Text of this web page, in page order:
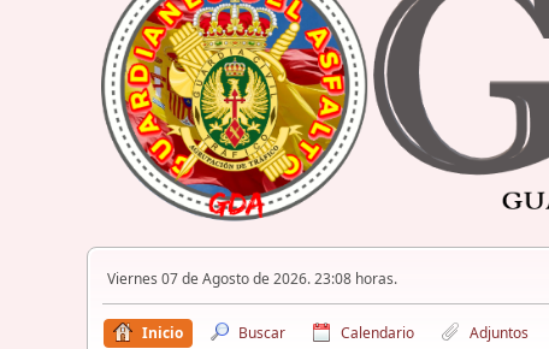
Viernes 07 de Agosto de 2026. 23:08 horas.
Inicio Buscar Calendario Adjuntos